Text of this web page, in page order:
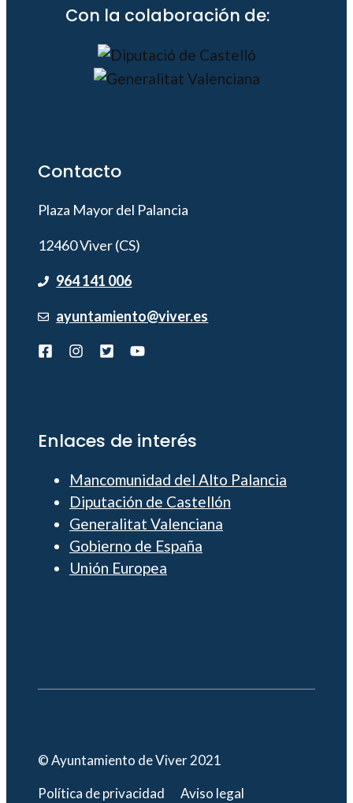
Con la colaboración de:
Contacto
Plaza Mayor del Palancia
12460 Viver (CS)
964 141 006
ayuntamiento@viver.es
Enlaces de interés
Mancomunidad del Alto Palancia
Diputación de Castellón
Generalitat Valenciana
Gobierno de España
Unión Europea
© Ayuntamiento de Viver 2021
Política de privacidad
Aviso legal